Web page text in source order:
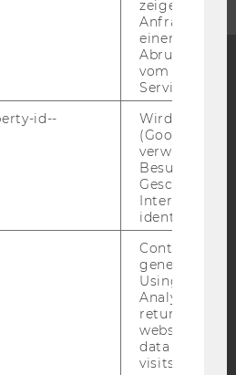
InstagramBlog
Bluesky
WEBSEITE
SOCIAL MEDIA
zeigen Opt-
Anfrage im
einen Fehler
Abrufen
vom AMP
Service an.
id--
Wird von
(Google Tag
verwendet,
Besucher
Geschlecht
Interessen zu
identifizieren.
Contains a
generated
Using this
Analytics can
returning
website and
data from
visits.